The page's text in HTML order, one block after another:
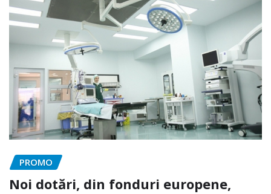
PROMO
Noi dotări, din fonduri europene,